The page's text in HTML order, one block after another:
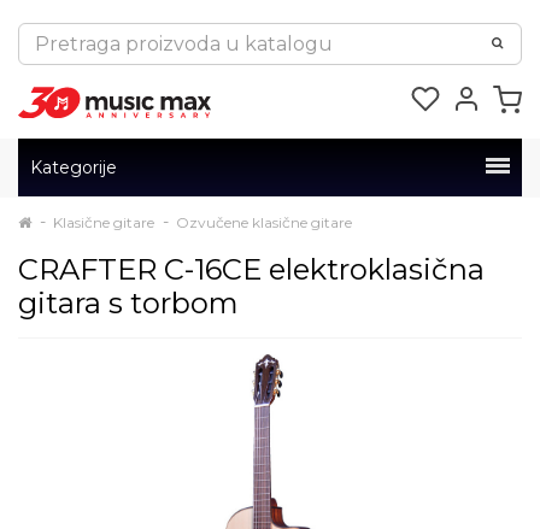
Kategorije
Klasične gitare Ozvučene klasične gitare
CRAFTER C-16CE elektroklasična
gitara s torbom